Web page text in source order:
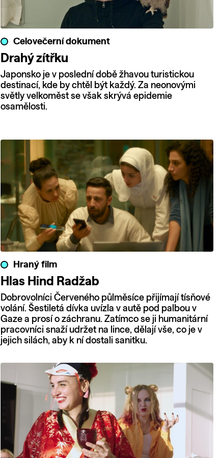
Celovečerní dokument
Drahý zítřku
Japonsko je v poslední době žhavou turistickou
destinací, kde by chtěl být každý. Za neonovými
světly velkoměst se však skrývá epidemie
osamělosti.
Hraný film
Hlas Hind Radžab
Dobrovolníci Červeného půlměsíce přijímají tísňové
volání. Šestiletá dívka uvízla v autě pod palbou v
Gaze a prosí o záchranu. Zatímco se ji humanitární
pracovníci snaží udržet na lince, dělají vše, co je v
jejich silách, aby k ní dostali sanitku.